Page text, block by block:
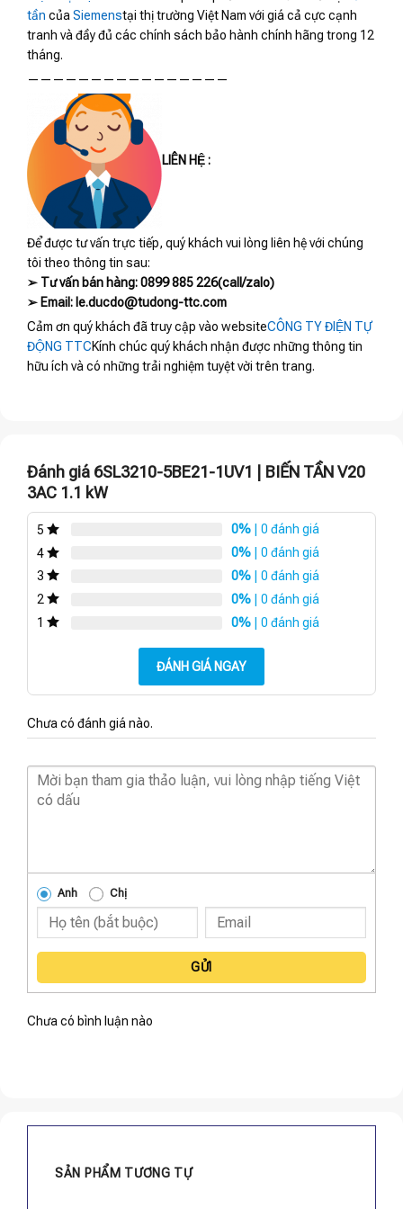
tần củaSiemenstại thị trường Việt Nam với giá cả cực cạnh
tranh và đầy đủ các chính sách bảo hành chính hãng trong 12
tháng.
————————————————
LIÊN HỆ :
Để được tư vấn trực tiếp, quý khách vui lòng liên hệ với chúng
tôi theo thông tin sau:
➢ Tư vấn bán hàng: 0899 885 226(call/zalo)
➢ Email: le.ducdo@tudong-ttc.com
Cảm ơn quý khách đã truy cập vào websiteCÔNG TY ĐIỆN TỰ
ĐỘNG TTCKính chúc quý khách nhận được những thông tin
hữu ích và có những trải nghiệm tuyệt vời trên trang.
Đánh giá 6SL3210-5BE21-1UV1 | BIẾN TẦN V20
3AC 1.1 kW
5 0% | 0 đánh giá
4
0% | 0 đánh giá
3
0% | 0 đánh giá
2
0% | 0 đánh giá
1
0% | 0 đánh giá
ĐÁNH GIÁ NGAY
Chưa có đánh giá nào.
Anh Chị
GỬI
Chưa có bình luận nào
SẢN PHẨM TƯƠNG TỰ